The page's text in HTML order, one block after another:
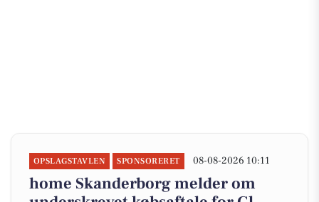
OPSLAGSTAVLEN SPONSORERET 08-08-2026 10:11
home Skanderborg melder om